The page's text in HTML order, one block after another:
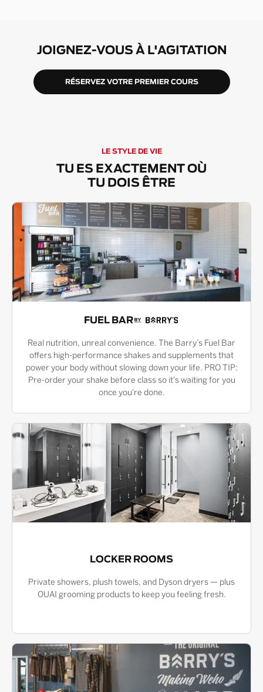
JOIGNEZ-VOUS À L'AGITATION
RÉSERVEZ VOTRE PREMIER COURS
LE STYLE DE VIE
TU ES EXACTEMENT OÙ
TU DOIS ÊTRE
FUEL BAR
Real nutrition, unreal convenience. The Barry’s Fuel Bar
offers high-performance shakes and supplements that
power your body without slowing down your life. PRO TIP:
Pre-order your shake before class so it's waiting for you
once you're done.
LOCKER ROOMS
Private showers, plush towels, and Dyson dryers — plus
OUAI grooming products to keep you feeling fresh.